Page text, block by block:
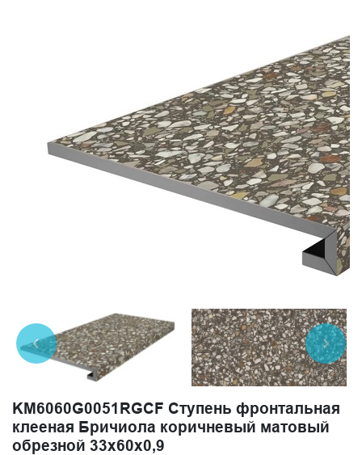
KM6060G0051RGCF Ступень фронтальная
клееная Бричиола коричневый матовый
обрезной 33x60x0,9